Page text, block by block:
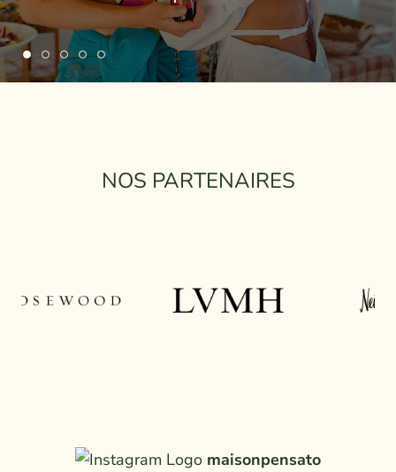
NOS PARTENAIRES
maisonpensato